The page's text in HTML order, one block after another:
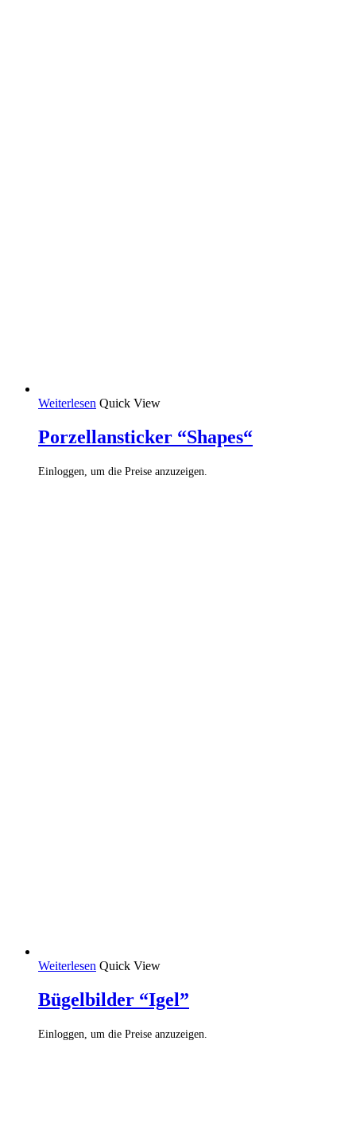
Weiterlesen Quick View
Porzellansticker “Shapes“
Einloggen, um die Preise anzuzeigen.
Weiterlesen Quick View
Bügelbilder “Igel”
Einloggen, um die Preise anzuzeigen.